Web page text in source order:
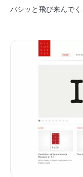
バシッと飛び来んでく